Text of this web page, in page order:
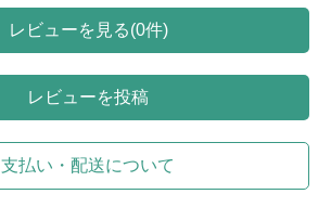
レビューを見る(0件)
レビューを投稿
支払い・配送について